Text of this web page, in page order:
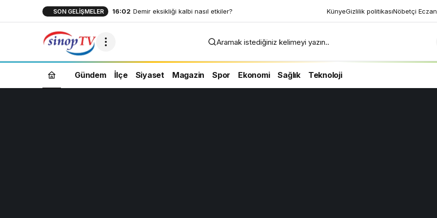
SON GELIŞMELER 16:02 Demir eksikliği kalbi nasıl etkiler? KünyeGizlilik politikasıNöbetçi
Aramak istediğiniz kelimeyi yazın..
Gündem İlçe Siyaset Magazin Spor Ekonomi Sağlık Teknoloji